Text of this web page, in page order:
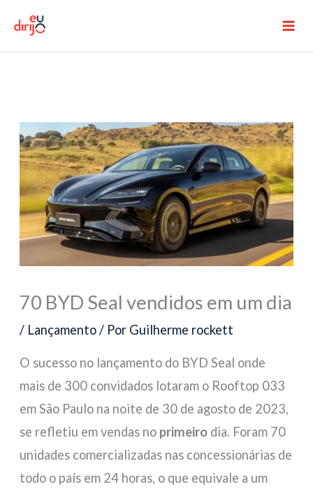
para
o
70 BYD Seal vendidos em um dia
/ Lançamento/ Por Guilherme rockett
O sucesso no lançamento do BYD Seal onde
mais de 300 convidados lotaram o Rooftop 033
em São Paulo na noite de 30 de agosto de 2023,
se refletiu em vendas no primeiro dia. Foram 70
unidades comercializadas nas concessionárias de
todo o país em 24 horas, o que equivale a um